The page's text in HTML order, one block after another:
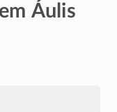
Áulis